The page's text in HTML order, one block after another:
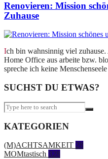
Renovieren: Mission
Zuhause
Ich bin wahnsinnig viel zuhause. Allein schon deshalb, weil ich vom
Home Office aus arbeite bzw.
spreche ich keine
SUCHST DU ETWAS?
KATEGORIEN
(M)ACHTSAMKEIT 28
MOMtastisch 328